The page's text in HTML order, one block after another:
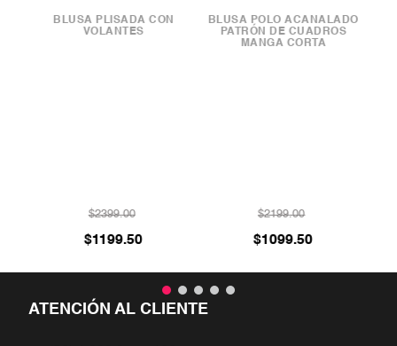
BLUSA PLISADA CON
VOLANTES
$2399.00
$1199.50
BLUSA POLO ACANALADO
PATRÓN DE CUADROS
MANGA CORTA
$2199.00
$1099.50
ATENCIÓN AL CLIENTE